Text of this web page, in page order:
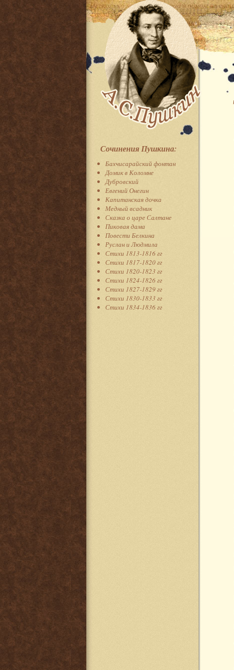
Сочинения Пушкина:
Бахчисарайский фонтан
Домик в Коломне
Дубровский
Евгений Онегин
Капитанская дочка
Медный всадник
Сказка о царе Салтане
Пиковая дама
Повести Белкина
Руслан и Людмила
Стихи 1813-1816 гг
Стихи 1817-1820 гг
Стихи 1820-1823 гг
Стихи 1824-1826 гг
Стихи 1827-1829 гг
Стихи 1830-1833 гг
Стихи 1834-1836 гг